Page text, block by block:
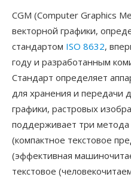
CGM (Computer Graphics
векторной графики,
стандартом ISO 8632,
году и разработанным
Стандарт определяет
для хранения и передачи
графики, растровых
поддерживает три
(компактное текстовое
(эффективная
текстовое